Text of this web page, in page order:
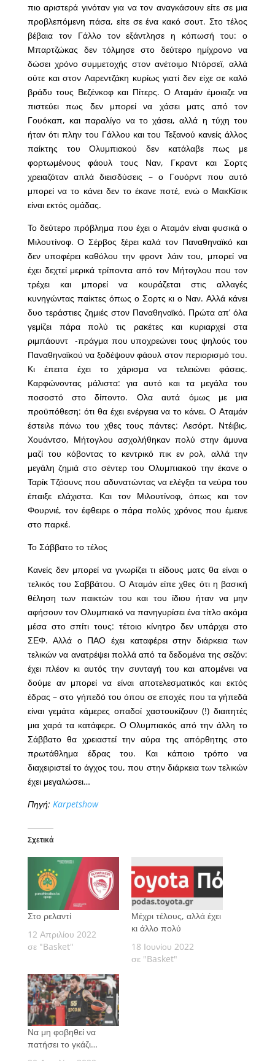
πιο αριστερά γινόταν για να τον αναγκάσουν είτε σε μια
προβλεπόμενη πάσα, είτε σε ένα κακό σουτ. Στο τέλος
βέβαια τον Γάλλο τον εξάντλησε η κόπωσή του: ο
Μπαρτζώκας δεν τόλμησε στο δεύτερο ημίχρονο να
δώσει χρόνο συμμετοχής στον ανέτοιμο Ντόρσεϊ, αλλά
ούτε και στον Λαρεντζάκη κυρίως γιατί δεν είχε σε καλό
βράδυ τους Βεζένκοφ και Πίτερς. Ο Αταμάν έμοιαζε να
πιστεύει πως δεν μπορεί να χάσει ματς από τον
Γουόκαπ, και παραλίγο να το χάσει, αλλά η τύχη του
ήταν ότι πλην του Γάλλου και του Τεξανού κανείς άλλος
παίκτης του Ολυμπιακού δεν κατάλαβε πως με
φορτωμένους φάουλ τους Ναν, Γκραντ και Σορτς
χρειαζόταν απλά διεισδύσεις – ο Γουόρντ που αυτό
μπορεί να το κάνει δεν το έκανε ποτέ, ενώ ο ΜακΚίσικ
είναι εκτός ομάδας.
Το δεύτερο πρόβλημα που έχει ο Αταμάν είναι φυσικά ο
Μιλουτίνοφ. Ο Σέρβος ξέρει καλά τον Παναθηναϊκό και
δεν υποφέρει καθόλου την φροντ λάιν του, μπορεί να
έχει δεχτεί μερικά τρίποντα από τον Μήτογλου που τον
τρέχει και μπορεί να κουράζεται στις αλλαγές
κυνηγώντας παίκτες όπως ο Σορτς κι ο Ναν. Αλλά κάνει
δυο τεράστιες ζημιές στον Παναθηναϊκό. Πρώτα απ’ όλα
γεμίζει πάρα πολύ τις ρακέτες και κυριαρχεί στα
ριμπάουντ -πράγμα που υποχρεώνει τους ψηλούς του
Παναθηναϊκού να ξοδέψουν φάουλ στον περιορισμό του.
Κι έπειτα έχει το χάρισμα να τελειώνει φάσεις.
Καρφώνοντας μάλιστα: για αυτό και τα μεγάλα του
ποσοστό στο δίποντο. Ολα αυτά όμως με μια
προϋπόθεση: ότι θα έχει ενέργεια να το κάνει. Ο Αταμάν
έστειλε πάνω του χθες τους πάντες: Λεσόρτ, Ντέιβις,
Χουάντσο, Μήτογλου ασχολήθηκαν πολύ στην άμυνα
μαζί του κόβοντας το κεντρικό πικ εν ρολ, αλλά την
μεγάλη ζημιά στο σέντερ του Ολυμπιακού την έκανε ο
Ταρίκ Τζόουνς που αδυνατώντας να ελέγξει τα νεύρα του
έπαιξε ελάχιστα. Και τον Μιλουτίνοφ, όπως και τον
Φουρνιέ, τον έφθειρε ο πάρα πολύς χρόνος που έμεινε
στο παρκέ.
Το Σάββατο το τέλος
Κανείς δεν μπορεί να γνωρίζει τι είδους ματς θα είναι ο
τελικός του Σαββάτου. Ο Αταμάν είπε χθες ότι η βασική
θέληση των παικτών του και του ίδιου ήταν να μην
αφήσουν τον Ολυμπιακό να πανηγυρίσει ένα τίτλο ακόμα
μέσα στο σπίτι τους: τέτοιο κίνητρο δεν υπάρχει στο
ΣΕΦ. Αλλά ο ΠΑΟ έχει καταφέρει στην διάρκεια των
τελικών να ανατρέψει πολλά από τα δεδομένα της σεζόν:
έχει πλέον κι αυτός την συνταγή του και απομένει να
δούμε αν μπορεί να είναι αποτελεσματικός και εκτός
έδρας – στο γήπεδό του όπου σε εποχές που τα γήπεδά
είναι γεμάτα κάμερες οπαδοί χαστουκίζουν (!) διαιτητές
μια χαρά τα κατάφερε. Ο Ολυμπιακός από την άλλη το
Σάββατο θα χρειαστεί την αύρα της απόρθητης στο
πρωτάθλημα έδρας του. Και κάποιο τρόπο να
διαχειριστεί το άγχος του, που στην διάρκεια των τελικών
έχει μεγαλώσει…
Πηγή: Karpetshow
Σχετικά
Στο ρελαντί
12 Απριλίου 2022
σε "Basket"
Μέχρι τέλους, αλλά έχει
κι άλλο πολύ
18 Ιουνίου 2022
σε "Basket"
Να μη φοβηθεί να
πατήσει το γκάζι…